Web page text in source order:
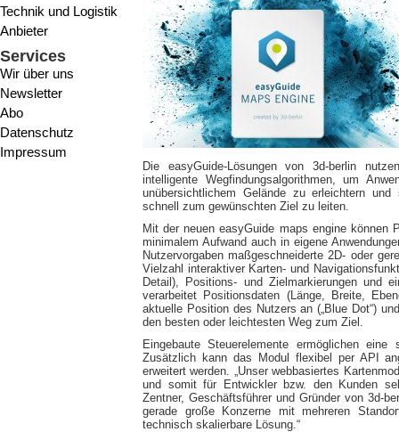
Technik und Logistik
Anbieter
Services
Wir über uns
Newsletter
Abo
Datenschutz
Impressum
Die easyGuide-Lösungen von 3d-berlin
intelligente Wegfindungsalgorithmen, um
unübersichtlichem Gelände zu erleichtern
schnell zum gewünschten Ziel zu leiten.
Mit der neuen easyGuide maps engine können
minimalem Aufwand auch in eigene
Nutzervorgaben maßgeschneiderte 2D- oder
Vielzahl interaktiver Karten- und
Detail), Positions- und Zielmarkierungen und
verarbeitet Positionsdaten (Länge, Breite,
aktuelle Position des Nutzers an („Blue Dot“)
den besten oder leichtesten Weg zum Ziel.
Eingebaute Steuerelemente ermöglichen
Zusätzlich kann das Modul flexibel per API
erweitert werden. „Unser webbasiertes
und somit für Entwickler bzw. den Kunden
Zentner, Geschäftsführer und Gründer von 3d-
gerade große Konzerne mit mehreren
technisch skalierbare Lösung.“